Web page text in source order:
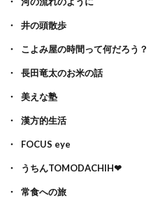
井の頭散歩
こよみ屋の時間って何だろう？
長田竜太のお米の話
美えな塾
漢方的生活
FOCUS eye
うちんTOMODACHIH❤
常食への旅